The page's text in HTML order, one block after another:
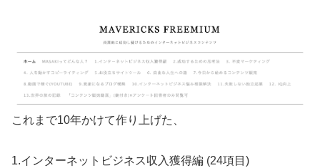
これまで10年かけて作り上げた、
1.インターネットビジネス収入獲得編 (24項目)